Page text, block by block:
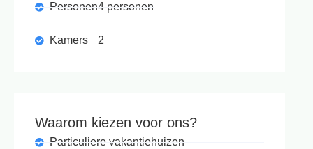
Personen
Kamers
4 personen
2
Waarom kiezen voor ons?
Particuliere vakantiehuizen